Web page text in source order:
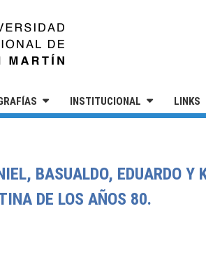
INSTITUCIONAL LINKS
AQUÍ
BASUALDO, EDUARDO Y
DE LOS AÑOS 80.